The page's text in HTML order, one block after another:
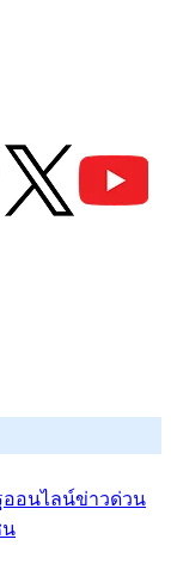
ออนไลน์ข่าวด่วน
น